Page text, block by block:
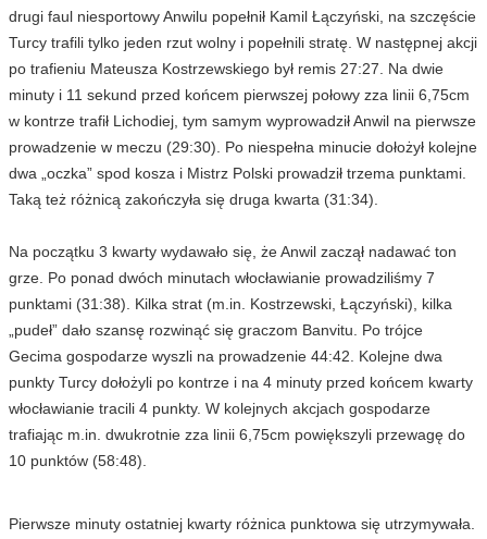
drugi faul niesportowy Anwilu popełnił Kamil Łączyński, na szczęście
Turcy trafili tylko jeden rzut wolny i popełnili stratę. W następnej akcji
po trafieniu Mateusza Kostrzewskiego był remis 27:27. Na dwie
minuty i 11 sekund przed końcem pierwszej połowy zza linii 6,75cm
w kontrze trafił Lichodiej, tym samym wyprowadził Anwil na pierwsze
prowadzenie w meczu (29:30). Po niespełna minucie dołożył kolejne
dwa „oczka” spod kosza i Mistrz Polski prowadził trzema punktami.
Taką też różnicą zakończyła się druga kwarta (31:34).
Na początku 3 kwarty wydawało się, że Anwil zaczął nadawać ton
grze. Po ponad dwóch minutach włocławianie prowadziliśmy 7
punktami (31:38). Kilka strat (m.in. Kostrzewski, Łączyński), kilka
„pudeł” dało szansę rozwinąć się graczom Banvitu. Po trójce
Gecima gospodarze wyszli na prowadzenie 44:42. Kolejne dwa
punkty Turcy dołożyli po kontrze i na 4 minuty przed końcem kwarty
włocławianie tracili 4 punkty. W kolejnych akcjach gospodarze
trafiając m.in. dwukrotnie zza linii 6,75cm powiększyli przewagę do
10 punktów (58:48).
Pierwsze minuty ostatniej kwarty różnica punktowa się utrzymywała.